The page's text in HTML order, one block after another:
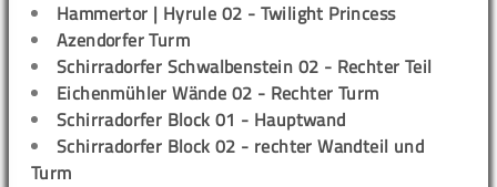
Hammertor | Hyrule 02 - Twilight Princess
Azendorfer Turm
Schirradorfer Schwalbenstein 02 - Rechter Teil
Eichenmühler Wände 02 - Rechter Turm
Schirradorfer Block 01 - Hauptwand
Schirradorfer Block 02 - rechter Wandteil und
Turm